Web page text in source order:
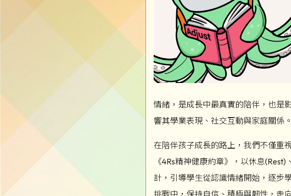
情緒，是成長中最真實的陪伴，也是
響其學業表現、社交互動與家庭關係。
在陪伴孩子成長的路上，我們不僅重
《4Rs精神健康約章》，以休息
計，引導學生從認識情緒開始，逐步
挑戰中，保持自信、積極與韌性，走